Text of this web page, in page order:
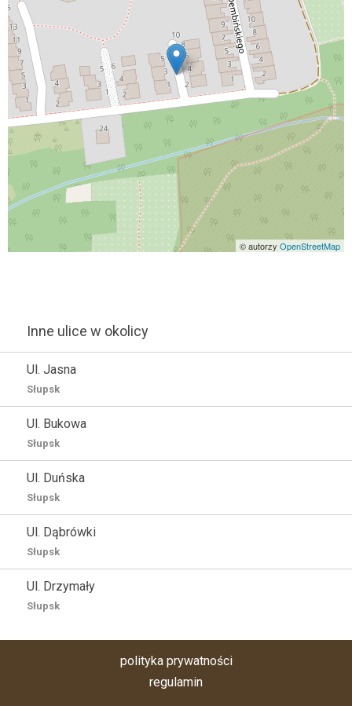
© autorzy OpenStreetMap
Inne ulice w okolicy
Ul. Jasna
Słupsk
Ul. Bukowa
Słupsk
Ul. Duńska
Słupsk
Ul. Dąbrówki
Słupsk
Ul. Drzymały
Słupsk
polityka prywatności
regulamin